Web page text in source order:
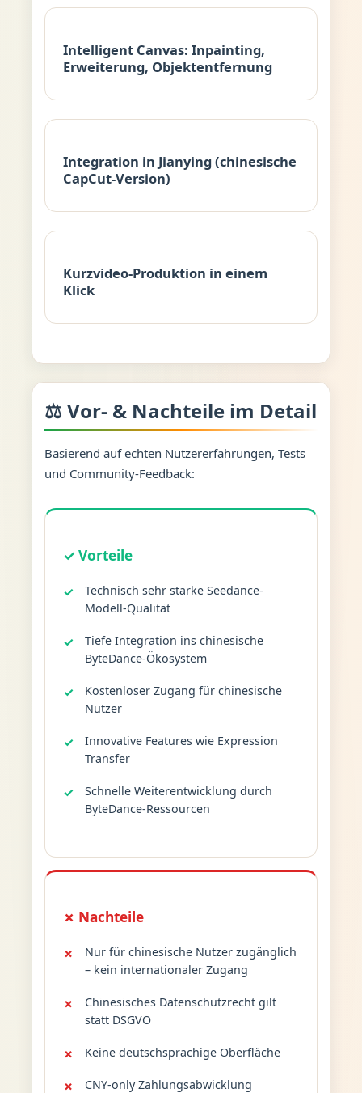
Intelligent Canvas: Inpainting,
Erweiterung, Objektentfernung
Integration in Jianying (chinesische
CapCut-Version)
Kurzvideo-Produktion in einem
Klick
⚖️ Vor- & Nachteile im Detail
Basierend auf echten Nutzererfahrungen, Tests
und Community-Feedback:
✓ Vorteile
Technisch sehr starke Seedance-
Modell-Qualität
Tiefe Integration ins chinesische
ByteDance-Ökosystem
Kostenloser Zugang für chinesische
Nutzer
Innovative Features wie Expression
Transfer
Schnelle Weiterentwicklung durch
ByteDance-Ressourcen
✗ Nachteile
Nur für chinesische Nutzer zugänglich
– kein internationaler Zugang
Chinesisches Datenschutzrecht gilt
statt DSGVO
Keine deutschsprachige Oberfläche
CNY-only Zahlungsabwicklung